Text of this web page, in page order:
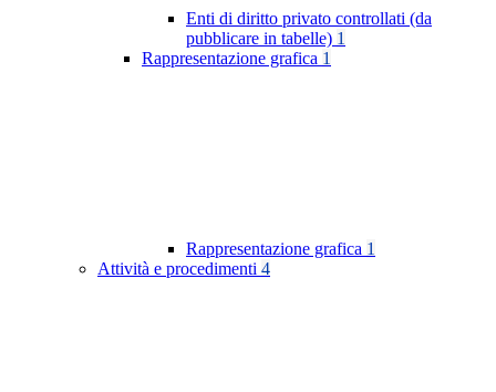
Enti di diritto privato controllati (da
pubblicare in tabelle) 1
Rappresentazione grafica 1
Rappresentazione grafica 1
Attività e procedimenti 4